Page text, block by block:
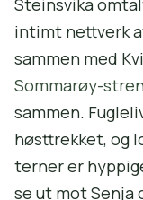
Steinsvika
intimt nettverk
sammen med
Sommarøy-
sammen.
høsttrekket, og
terner er
se ut mot Senja